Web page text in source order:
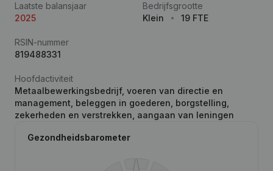
Laatste balansjaar
2025
Bedrijfsgrootte
Klein
19 FTE
RSIN-nummer
819488331
Hoofdactiviteit
Metaalbewerkingsbedrijf, voeren van directie en
management, beleggen in goederen, borgstelling,
zekerheden en verstrekken, aangaan van leningen
Gezondheidsbarometer